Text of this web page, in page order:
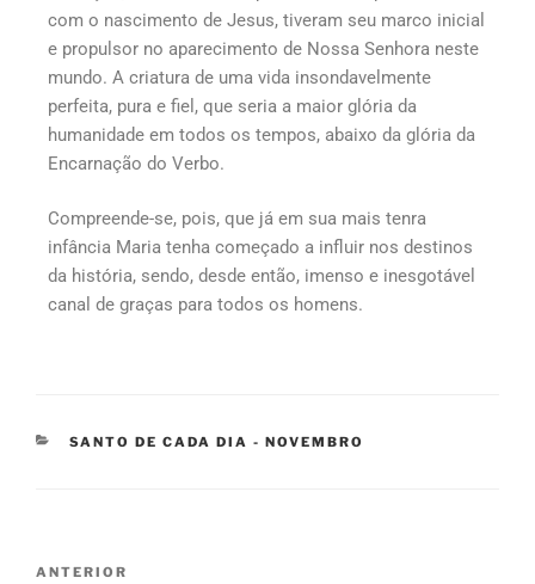
com o nascimento de Jesus, tiveram seu marco inicial
e propulsor no aparecimento de Nossa Senhora neste
mundo. A criatura de uma vida insondavelmente
perfeita, pura e fiel, que seria a maior glória da
humanidade em todos os tempos, abaixo da glória da
Encarnação do Verbo.
Compreende-se, pois, que já em sua mais tenra
infância Maria tenha começado a influir nos destinos
da história, sendo, desde então, imenso e inesgotável
canal de graças para todos os homens.
SANTO DE CADA DIA - NOVEMBRO
ANTERIOR